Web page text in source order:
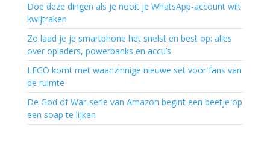
Doe deze dingen als je nooit je WhatsApp-account wilt
kwijtraken
Zo laad je je smartphone het snelst en best op: alles
over opladers, powerbanks en accu’s
LEGO komt met waanzinnige nieuwe set voor fans van
de ruimte
De God of War-serie van Amazon begint een beetje op
een soap te lijken